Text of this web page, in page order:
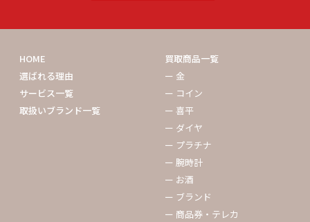
HOME
選ばれる理由
サービス一覧
取扱いブランド一覧
買取商品一覧
ー 金
ー コイン
ー 喜平
ー ダイヤ
ー プラチナ
ー 腕時計
ー お酒
ー ブランド
ー 商品券・テレカ